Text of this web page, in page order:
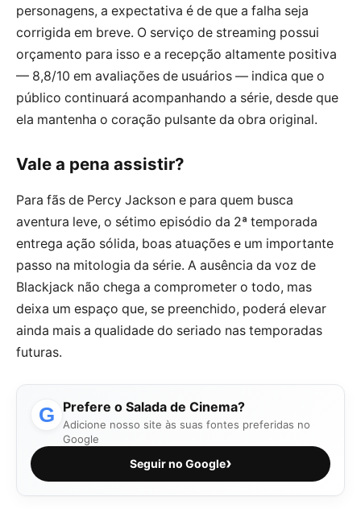
personagens, a expectativa é de que a falha seja
corrigida em breve. O serviço de streaming possui
orçamento para isso e a recepção altamente positiva
— 8,8/10 em avaliações de usuários — indica que o
público continuará acompanhando a série, desde que
ela mantenha o coração pulsante da obra original.
Vale a pena assistir?
Para fãs de Percy Jackson e para quem busca
aventura leve, o sétimo episódio da 2ª temporada
entrega ação sólida, boas atuações e um importante
passo na mitologia da série. A ausência da voz de
Blackjack não chega a comprometer o todo, mas
deixa um espaço que, se preenchido, poderá elevar
ainda mais a qualidade do seriado nas temporadas
futuras.
G Prefere o Salada de Cinema?
Adicione nosso site às suas fontes preferidas no
Google
Seguir no Google›